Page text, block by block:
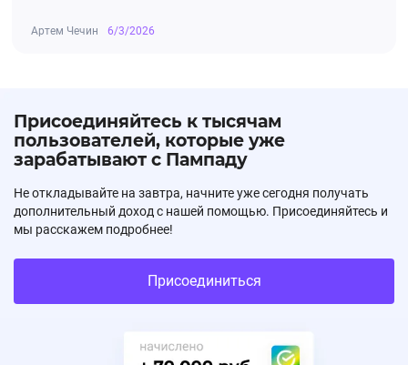
Артем Чечин 6/3/2026
Присоединяйтесь к тысячам
пользователей, которые уже
зарабатывают с Пампаду
Не откладывайте на завтра, начните уже сегодня получать
дополнительный доход с нашей помощью. Присоединяйтесь и
мы расскажем подробнее!
Присоединиться